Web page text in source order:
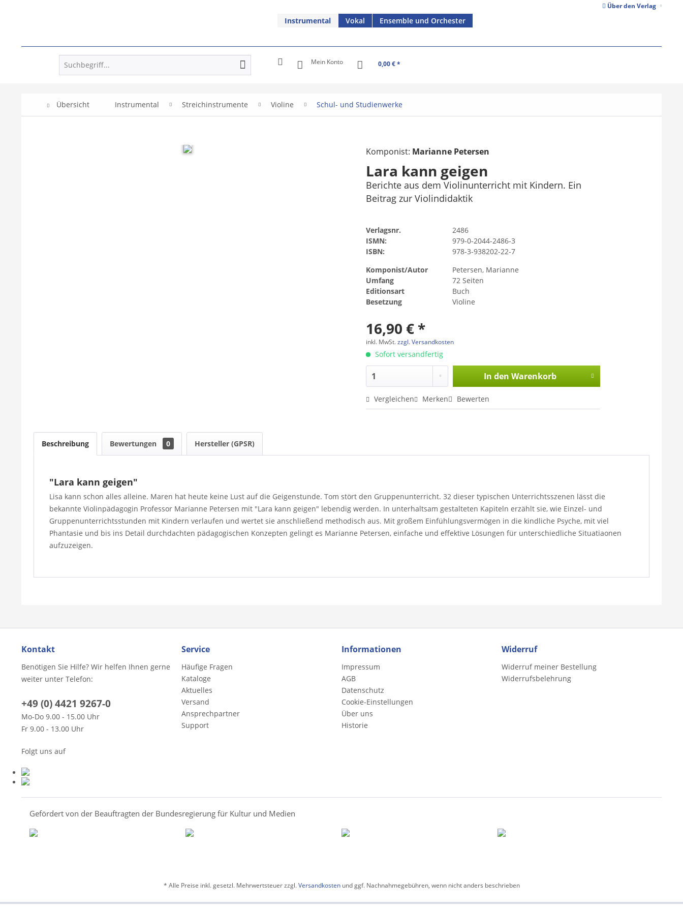
Über den Verlag
Instrumental Vokal Ensemble und Orchester
Mein Konto 0,00 € *
Übersicht Instrumental Streichinstrumente Violine Schul- und Studienwerke
Komponist: Marianne Petersen
Lara kann geigen
Berichte aus dem Violinunterricht mit Kindern. Ein
Beitrag zur Violindidaktik
Verlagsnr.
2486
ISMN:
979-0-2044-2486-3
ISBN:
978-3-938202-22-7
Komponist/Autor
Petersen, Marianne
Umfang
72 Seiten
Editionsart
Buch
Besetzung
Violine
16,90 € *
inkl. MwSt.zzgl. Versandkosten
Sofort versandfertig
In den Warenkorb
Vergleichen Merken Bewerten
Beschreibung Bewertungen 0 Hersteller (GPSR)
"Lara kann geigen"
Lisa kann schon alles alleine. Maren hat heute keine Lust auf die Geigenstunde. Tom stört den Gruppenunterricht. 32 dieser typischen Unterrichtsszenen lässt die
bekannte Violinpädagogin Professor Marianne Petersen mit "Lara kann geigen" lebendig werden. In unterhaltsam gestalteten Kapiteln erzählt sie, wie Einzel- und
Gruppenunterrichtsstunden mit Kindern verlaufen und wertet sie anschließend methodisch aus. Mit großem Einfühlungsvermögen in die kindliche Psyche, mit viel
Phantasie und bis ins Detail durchdachten pädagogischen Konzepten gelingt es Marianne Petersen, einfache und effektive Lösungen für unterschiedliche Situatiaonen
aufzuzeigen.
Kontakt
Benötigen Sie Hilfe? Wir helfen Ihnen gerne
weiter unter Telefon:
+49 (0) 4421 9267-0
Mo-Do 9.00 - 15.00 Uhr
Fr 9.00 - 13.00 Uhr
Folgt uns auf
Service
Häufige Fragen
Kataloge
Aktuelles
Versand
Ansprechpartner
Support
Informationen
Impressum
AGB
Datenschutz
Cookie-Einstellungen
Über uns
Historie
Widerruf
Widerruf meiner Bestellung
Widerrufsbelehrung
Gefördert von der Beauftragten der Bundesregierung für Kultur und Medien
* Alle Preise inkl. gesetzl. Mehrwertsteuer zzgl.Versandkostenund ggf. Nachnahmegebühren, wenn nicht anders beschrieben